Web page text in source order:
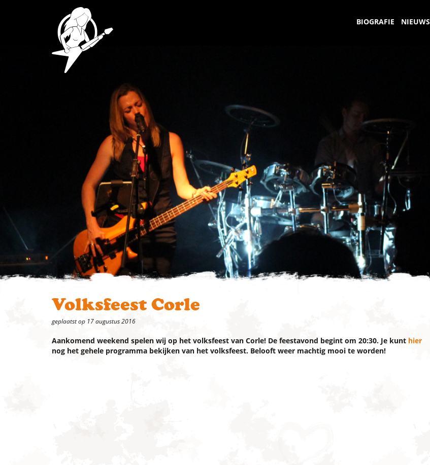
BIOGRAFIE NIEUWS
Volksfeest Corle
geplaatst op 17 augustus 2016
Aankomend weekend spelen wij op het volksfeest van Corle! De feestavond begint om 20:30. Je kunt hier
nog het gehele programma bekijken van het volksfeest. Belooft weer machtig mooi te worden!